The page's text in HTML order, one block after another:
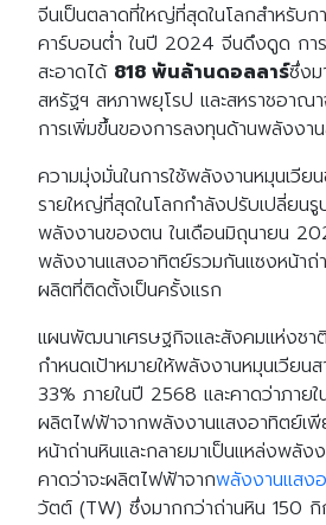
จีนเป็นตลาดที่ใหญ่ที่สุดในโลกสำหรับ
คาร์บอนต่ำ ในปี 2024 จีนดึงดูด กา
สะอาดได้ 818 พันล้านดอลลาร์ซึ่ง
สหรัฐฯ สหภาพยุโรป และสหราชอา
การเพิ่มขึ้นของการลงทุนด้านพลังงา
ความมุ่งมั่นในการใช้พลังงานหมุนเวี
รายใหญ่ที่สุดในโลกกำลังปรับเปลี่ยน
พลังงานของตน ในเดือนมิถุนายน
พลังงานแสงอาทิตย์รวมกันแซงหน้าถ่
ผลิตที่ติดตั้งเป็นครั้งแรก
แผนพัฒนาเศรษฐกิจและสังคมแห่งช
กำหนดเป้าหมายให้พลังงานหมุนเวียน
33% ภายในปี 2568 และคาดว่าภาย
ผลิตไฟฟ้าจากพลังงานแสงอาทิตย์เพี
หน้าถ่านหินและกลายมาเป็นแหล่งพลั
คาดว่าจะผลิตไฟฟ้าจากพลังงานแสง
วัตต์ (TW) ซึ่งมากกว่าถ่านหิน 150 กิ